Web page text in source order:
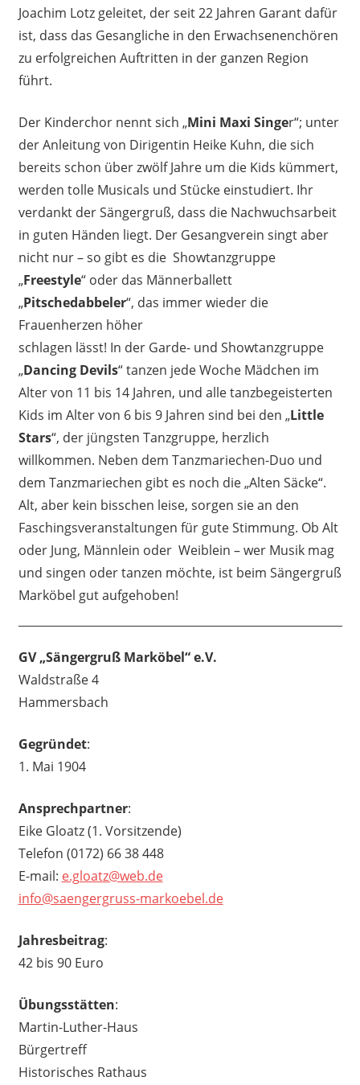
Joachim Lotz geleitet, der seit 22 Jahren Garant dafür
ist, dass das Gesangliche in den Erwachsenenchören
zu erfolgreichen Auftritten in der ganzen Region
führt.
Der Kinderchor nennt sich „Mini Maxi Singer“; unter
der Anleitung von Dirigentin Heike Kuhn, die sich
bereits schon über zwölf Jahre um die Kids kümmert,
werden tolle Musicals und Stücke einstudiert. Ihr
verdankt der Sängergruß, dass die Nachwuchsarbeit
in guten Händen liegt. Der Gesangverein singt aber
nicht nur – so gibt es die Showtanzgruppe
„Freestyle“ oder das Männerballett
„Pitschedabbeler“, das immer wieder die
Frauenherzen höher
schlagen lässt! In der Garde- und Showtanzgruppe
„Dancing Devils“ tanzen jede Woche Mädchen im
Alter von 11 bis 14 Jahren, und alle tanzbegeisterten
Kids im Alter von 6 bis 9 Jahren sind bei den „Little
Stars“, der jüngsten Tanzgruppe, herzlich
willkommen. Neben dem Tanzmariechen-Duo und
dem Tanzmariechen gibt es noch die „Alten Säcke“.
Alt, aber kein bisschen leise, sorgen sie an den
Faschingsveranstaltungen für gute Stimmung. Ob Alt
oder Jung, Männlein oder Weiblein – wer Musik mag
und singen oder tanzen möchte, ist beim Sängergruß
Marköbel gut aufgehoben!
GV „Sängergruß Marköbel“ e.V.
Waldstraße 4
Hammersbach
Gegründet:
1. Mai 1904
Ansprechpartner:
Eike Gloatz (1. Vorsitzende)
Telefon (0172) 66 38 448
E-mail: e.gloatz@web.de
info@saengergruss-markoebel.de
Jahresbeitrag:
42 bis 90 Euro
Übungsstätten:
Martin-Luther-Haus
Bürgertreff
Historisches Rathaus